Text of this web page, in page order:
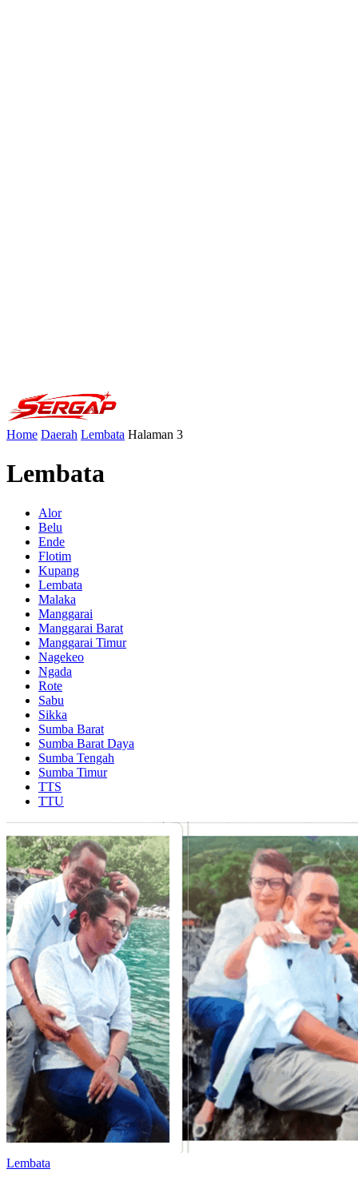
Home Daerah Lembata Halaman 3
Lembata
Alor
Belu
Ende
Flotim
Kupang
Lembata
Malaka
Manggarai
Manggarai Barat
Manggarai Timur
Nagekeo
Ngada
Rote
Sabu
Sikka
Sumba Barat
Sumba Barat Daya
Sumba Tengah
Sumba Timur
TTS
TTU
Lembata